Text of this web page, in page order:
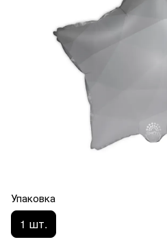
Упаковка
1 шт.